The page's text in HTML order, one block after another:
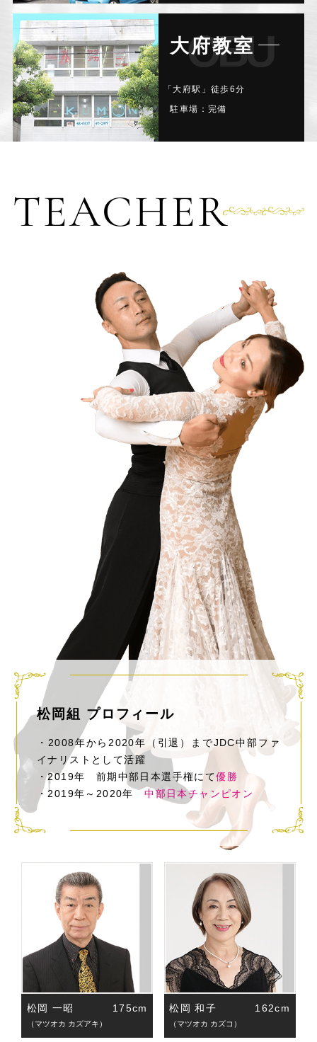
大府教室
OBU
「大府駅」徒歩6分
駐車場：完備
TEACHER
松岡組 プロフィール
・2008年から2020年（引退）までJDC中部ファ
イナリストとして活躍
・2019年 前期中部日本選手権にて優勝
・2019年～2020年中部日本チャンピオン
松岡 一昭
（マツオカ カズアキ）
175cm 松岡 和子
（マツオカ カズコ）
162cm